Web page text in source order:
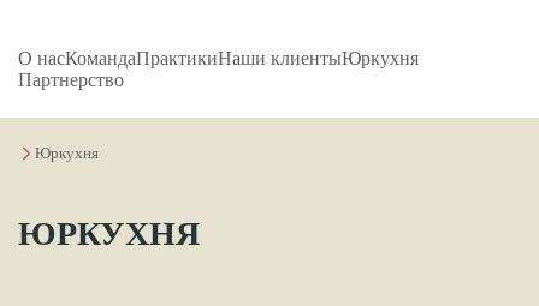
О насКомандаПрактикиНаши клиентыЮркухня
Партнерство
Юркухня
ЮРКУХНЯ